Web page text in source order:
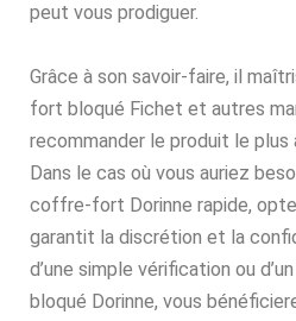
peut vous prodiguer.
Grâce à son savoir-faire, il
fort bloqué Fichet et autres
recommander le produit le plus
Dans le cas où vous auriez
coffre-fort Dorinne rapide,
garantit la discrétion et la
d’une simple vérification ou
bloqué Dorinne, vous